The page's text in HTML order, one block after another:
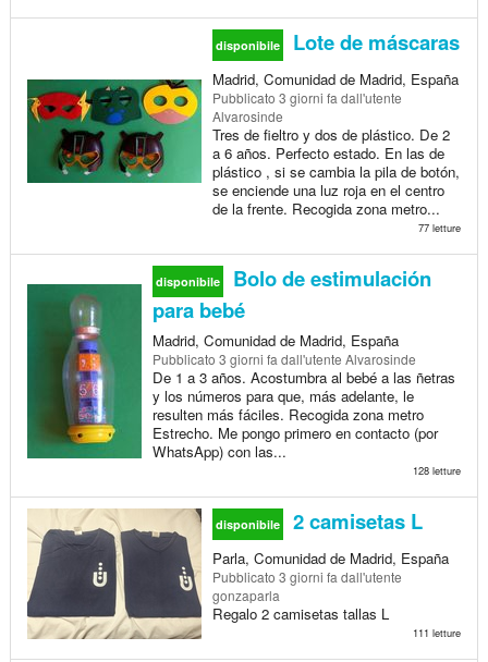
disponibile Lote de máscaras
Madrid, Comunidad de Madrid, España
Pubblicato 3 giorni fa dall'utente
Alvarosinde
Tres de fieltro y dos de plástico. De 2
a 6 años. Perfecto estado. En las de
plástico , si se cambia la pila de botón,
se enciende una luz roja en el centro
de la frente. Recogida zona metro...
77 letture
disponibile
Bolo de estimulación
para bebé
Madrid, Comunidad de Madrid, España
Pubblicato 3 giorni fa dall'utente Alvarosinde
De 1 a 3 años. Acostumbra al bebé a las ñetras
y los números para que, más adelante, le
resulten más fáciles. Recogida zona metro
Estrecho. Me pongo primero en contacto (por
WhatsApp) con las...
128 letture
disponibile 2 camisetas L
Parla, Comunidad de Madrid, España
Pubblicato 3 giorni fa dall'utente
gonzaparla
Regalo 2 camisetas tallas L
111 letture